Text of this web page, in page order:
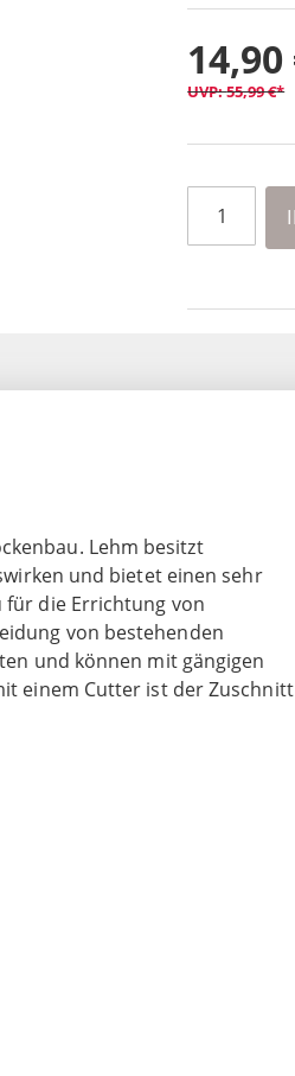
14,90
55,99 €
Lehm besitzt
und bietet einen sehr
für die Errichtung von
von bestehenden
und können mit gängigen
einem Cutter ist der Zuschnitt